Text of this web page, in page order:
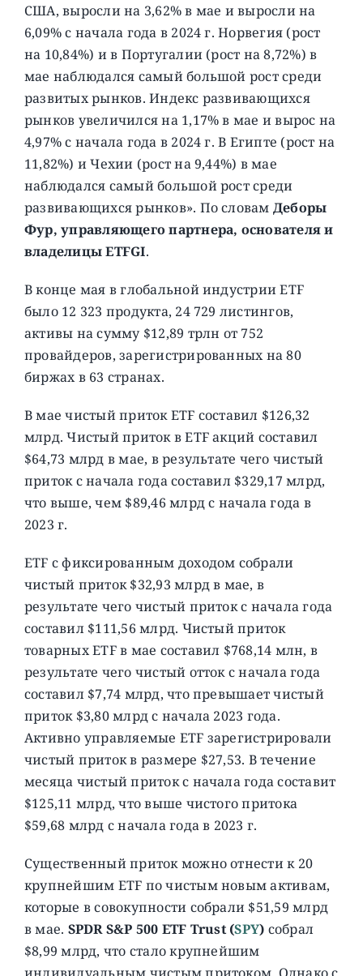
США, выросли на 3,62% в мае и выросли на
6,09% с начала года в 2024 г. Норвегия (рост
на 10,84%) и в Португалии (рост на 8,72%) в
мае наблюдался самый большой рост среди
развитых рынков. Индекс развивающихся
рынков увеличился на 1,17% в мае и вырос на
4,97% с начала года в 2024 г. В Египте (рост на
11,82%) и Чехии (рост на 9,44%) в мае
наблюдался самый большой рост среди
развивающихся рынков». По словам Деборы
Фур, управляющего партнера, основателя и
владелицы ETFGI.
В конце мая в глобальной индустрии ETF
было 12 323 продукта, 24 729 листингов,
активы на сумму $12,89 трлн от 752
провайдеров, зарегистрированных на 80
биржах в 63 странах.
В мае чистый приток ETF составил $126,32
млрд. Чистый приток в ETF акций составил
$64,73 млрд в мае, в результате чего чистый
приток с начала года составил $329,17 млрд,
что выше, чем $89,46 млрд с начала года в
2023 г.
ETF с фиксированным доходом собрали
чистый приток $32,93 млрд в мае, в
результате чего чистый приток с начала года
составил $111,56 млрд. Чистый приток
товарных ETF в мае составил $768,14 млн, в
результате чего чистый отток с начала года
составил $7,74 млрд, что превышает чистый
приток $3,80 млрд с начала 2023 года.
Активно управляемые ETF зарегистрировали
чистый приток в размере $27,53. В течение
месяца чистый приток с начала года составит
$125,11 млрд, что выше чистого притока
$59,68 млрд с начала года в 2023 г.
Существенный приток можно отнести к 20
крупнейшим ETF по чистым новым активам,
которые в совокупности собрали $51,59 млрд
в мае. SPDR S&P 500 ETF Trust (SPY) собрал
$8,99 млрд, что стало крупнейшим